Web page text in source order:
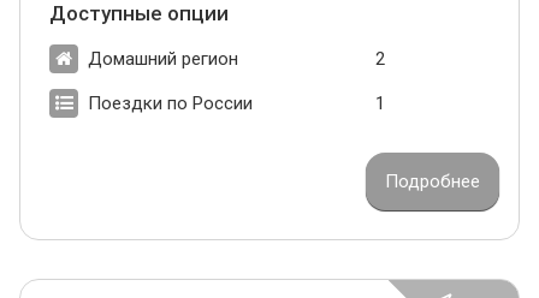
Доступные опции
Домашний регион 2
Поездки по России 1
Подробнее